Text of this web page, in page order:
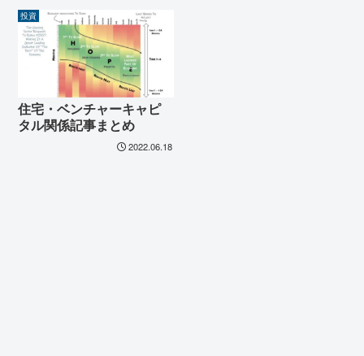
投資
住宅・ベンチャーキャピ
タル関係記事まとめ
2022.06.18